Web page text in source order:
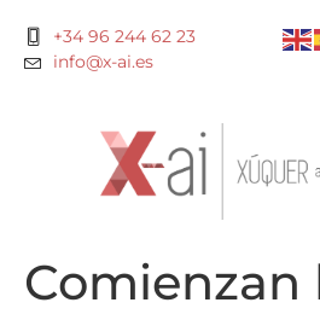
+34 96 244 62 23
info@x-ai.es
Comienzan